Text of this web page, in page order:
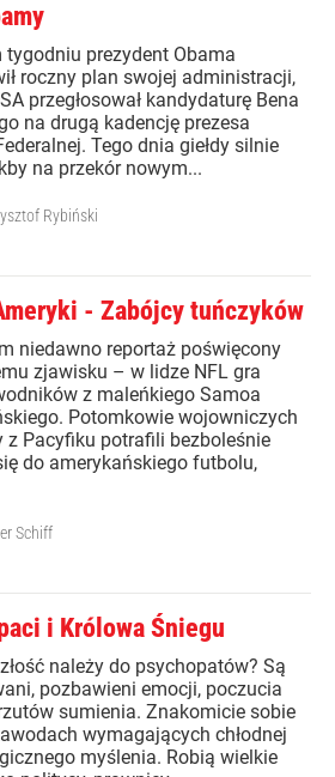
tygodniu prezydent Obama
roczny plan swojej administracji,
przegłosował kandydaturę Bena
na drugą kadencję prezesa
Tego dnia giełdy silnie
na przekór nowym...
Rybiński
- Zabójcy tuńczyków
niedawno reportaż poświęcony
zjawisku – w lidze NFL gra
z maleńkiego Samoa
Potomkowie wojowniczych
z Pacyfiku potrafili bezboleśnie
do amerykańskiego futbolu,
Schiff
i Królowa Śniegu
należy do psychopatów? Są
pozbawieni emocji, poczucia
sumienia. Znakomicie sobie
wymagających chłodnej
myślenia. Robią wielkie